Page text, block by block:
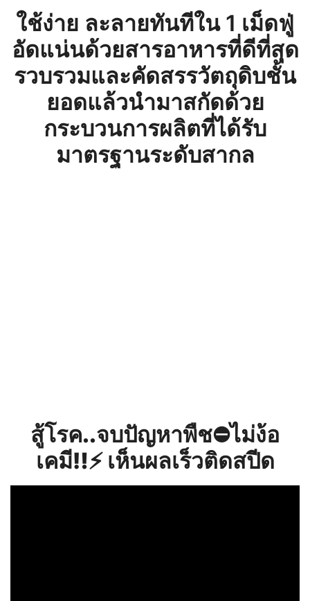
ใช้ง่าย ละลายทันทีใน 1 เม็ดฟู่
อัดแน่นด้วยสารอาหารที่ดีที่สุด
รวบรวมและคัดสรรวัตถุดิบชั้น
ยอดแล้วนำมาสกัดด้วย
กระบวนการผลิตที่ได้รับ
มาตรฐานระดับสากล
สู้โรค..จบปัญหาพืช⛔️ไม่ง้อ
เคมี‼️⚡️ เห็นผลเร็วติดสปีด